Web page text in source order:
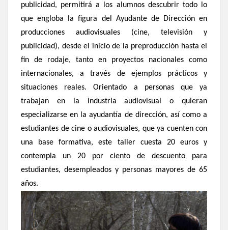
publicidad, permitirá a los alumnos descubrir todo lo
que engloba la figura del Ayudante de Dirección en
producciones audiovisuales (cine, televisión y
publicidad), desde el inicio de la preproducción hasta el
fin de rodaje, tanto en proyectos nacionales como
internacionales, a través de ejemplos prácticos y
situaciones reales.
Orientado a personas que ya
trabajan en la industria audiovisual o quieran
especializarse en la ayudantía de dirección, así como a
estudiantes de cine o audiovisuales, que ya cuenten con
una base formativa, este taller cuesta 20 euros y
contempla un 20 por ciento de descuento para
estudiantes, desempleados y personas mayores de 65
años.